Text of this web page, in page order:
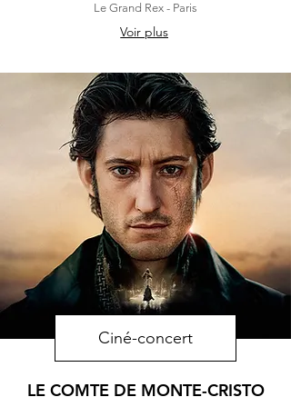
Le Grand Rex - Paris
Voir plus
Ciné-concert
LE COMTE DE MONTE-CRISTO